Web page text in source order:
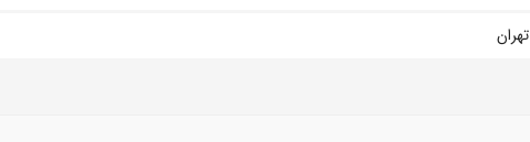
تهران